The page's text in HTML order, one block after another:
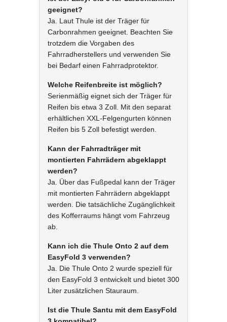
geeignet?
Ja. Laut Thule ist der Träger für
Carbonrahmen geeignet. Beachten Sie
trotzdem die Vorgaben des
Fahrradherstellers und verwenden Sie
bei Bedarf einen Fahrradprotektor.
Welche Reifenbreite ist möglich?
Serienmäßig eignet sich der Träger für
Reifen bis etwa 3 Zoll. Mit den separat
erhältlichen XXL-Felgengurten können
Reifen bis 5 Zoll befestigt werden.
Kann der Fahrradträger mit
montierten Fahrrädern abgeklappt
werden?
Ja. Über das Fußpedal kann der Träger
mit montierten Fahrrädern abgeklappt
werden. Die tatsächliche Zugänglichkeit
des Kofferraums hängt vom Fahrzeug
ab.
Kann ich die Thule Onto 2 auf dem
EasyFold 3 verwenden?
Ja. Die Thule Onto 2 wurde speziell für
den EasyFold 3 entwickelt und bietet 300
Liter zusätzlichen Stauraum.
Ist die Thule Santu mit dem EasyFold